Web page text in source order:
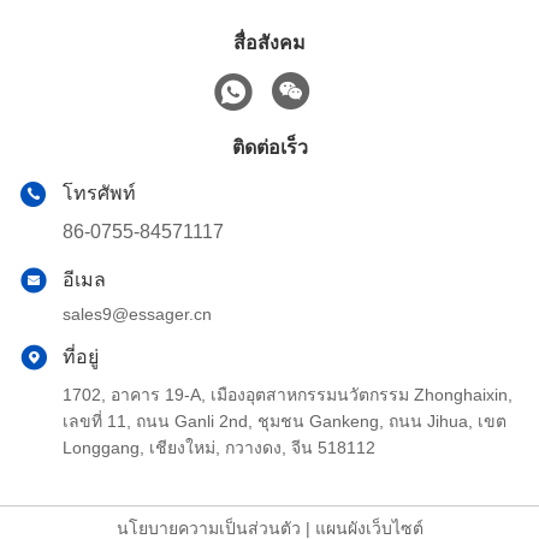
สื่อสังคม
ติดต่อเร็ว
โทรศัพท์
86-0755-84571117
อีเมล
sales9@essager.cn
ที่อยู่
1702, อาคาร 19-A, เมืองอุตสาหกรรมนวัตกรรม Zhonghaixin,
เลขที่ 11, ถนน Ganli 2nd, ชุมชน Gankeng, ถนน Jihua, เขต
Longgang, เชียงใหม่, กวางดง, จีน 518112
นโยบายความเป็นส่วนตัว | แผนผังเว็บไซต์